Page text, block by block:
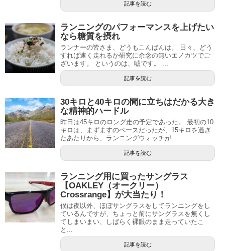
記事を読む
ランニングのパフォーマンスを上げたい
なら糖質を摂れ
ランナーの皆さま、どうもこんばんは。 日々、どう
すれば速く走れるか研究に余念の無いエノカツでご
ざいます。 というのは、嘘です。 ...
記事を読む
30キロと40キロの間に立ちはだかる大き
な精神的ハードル
昨日は45キロのロング走の予定であった。 最初の10
キロは、まずますのペースだったが、15キロを過ぎ
たあたりから、ランニングウォッチが...
記事を読む
ランニング用に買ったサングラス
【OAKLEY（オークリー）
Crossrange】が大当たり！
僕は夜以外、ほぼサングラスをしてランニングをし
ているんですが、ちょっと前にサングラスを無くし
てしまいまい、しばらく裸眼のまま走っていたこ
と...
記事を読む